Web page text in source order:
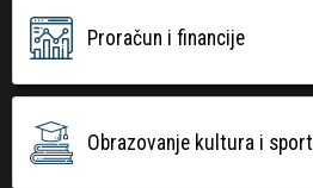
Proračun i financije
Obrazovanje kultura i sport